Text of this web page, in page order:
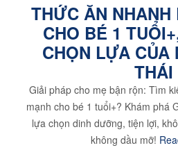
THỨC ĂN NHANH
CHO BÉ 1
CHỌN LỰA CỦA
THÁI
Giải pháp cho mẹ bận rộn: Tìm
mạnh cho bé 1 tuổi+? Khám phá
lựa chọn dinh dưỡng, tiện lợi,
không dầu mỡ!